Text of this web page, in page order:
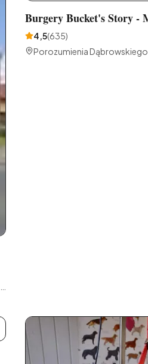
Burgery Bucket's Story -
4,5(635)
Porozumienia